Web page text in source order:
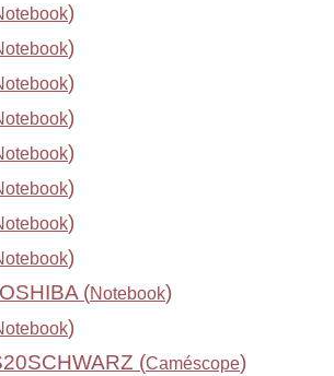
)
)
)
)
)
)
)
)
(Notebook)
)
(Caméscope)